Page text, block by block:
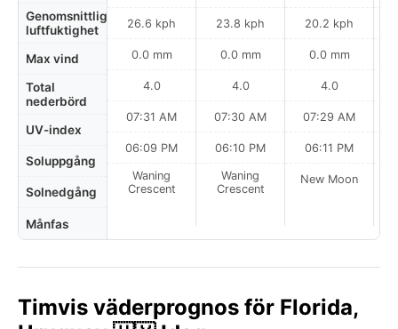
Genomsnittlig
luftfuktighet
Max vind
Total
nederbörd
UV-index
Soluppgång
Solnedgång
Månfas
26.6 kph
0.0 mm
4.0
07:31 AM
06:09 PM
Waning
Crescent
23.8 kph
0.0 mm
4.0
07:30 AM
06:10 PM
Waning
Crescent
20.2 kph
0.0 mm
4.0
07:29 AM
06:11 PM
New Moon
Timvis väderprognos för Florida,